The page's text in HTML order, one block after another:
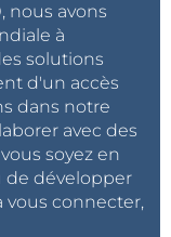
nous avons
à
solutions
d'un accès
dans notre
avec des
soyez en
de développer
vous connecter,